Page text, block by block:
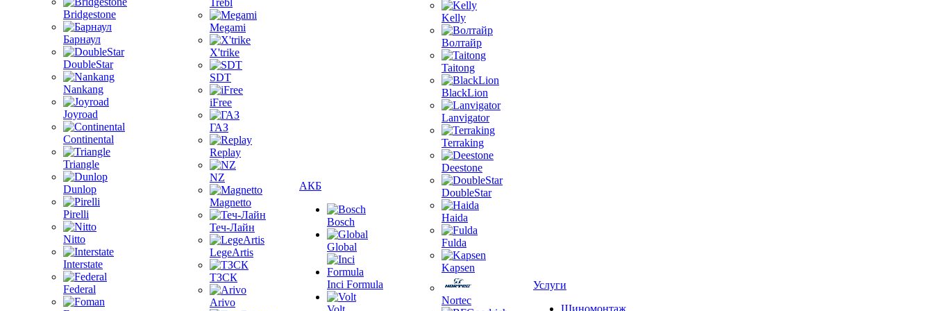
Bridgestone
Барнаул
DoubleStar
Nankang
Joyroad
Continental
Triangle
Dunlop
Pirelli
Nitto
Interstate
Federal
Trebl
Megami
X'trike
SDT
iFree
ГАЗ
Replay
NZ
Magnetto
Теч-Лайн
LegeArtis
ТЗСК
Arivo
АКБ
Bosch
Global
Inci Formula
Kelly
Волтайр
Taitong
BlackLion
Lanvigator
Terraking
Deestone
DoubleStar
Haida
Fulda
Kapsen
Nortec
Услуги
Шиномонтаж